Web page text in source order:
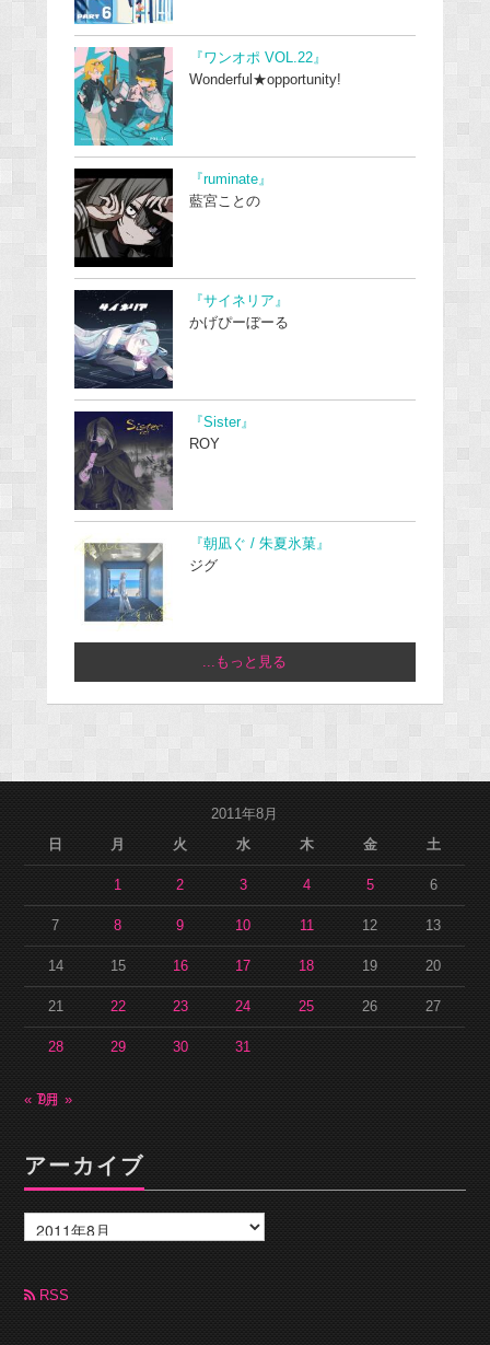
『ワンオポ VOL.22』
Wonderful★opportunity!
『ruminate』
藍宮ことの
『サイネリア』
かげぴーぼーる
『Sister』
ROY
『朝凪ぐ / 朱夏氷菓』
ジグ
...もっと見る
2011年8月
日
月 火 水 木 金 土
1 2 3 4 5 6
7 8 9 10 11 12 13
14 15 16 17 18 19 20
21 22 23 24 25 26 27
28 29 30 31
« 7月9月 »
アーカイブ
ー
カ
ブ RSS